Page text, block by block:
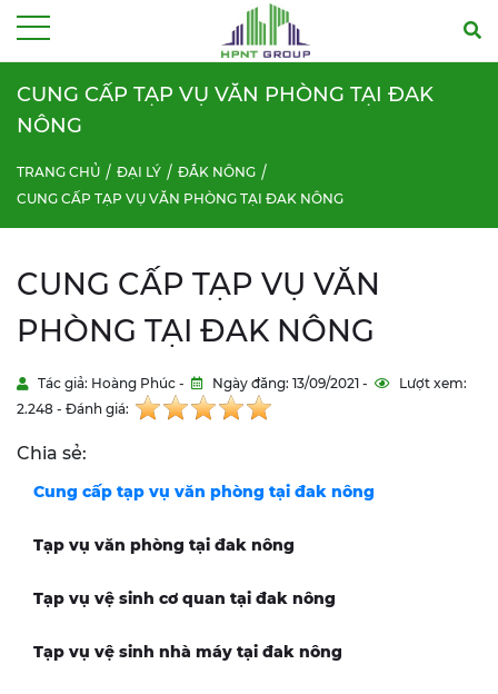
CUNG CẤP TẠP VỤ VĂN PHÒNG TẠI ĐAK
NÔNG
TRANG CHỦ ĐẠI LÝ
ĐẮK NÔNG
CUNG CẤP TẠP VỤ VĂN PHÒNG TẠI ĐAK NÔNG
CUNG CẤP TẠP VỤ VĂN
PHÒNG TẠI ĐAK NÔNG
Tác giả: Hoàng Phúc - Ngày đăng: 13/09/2021 -
Lượt xem:
2.248 - Đánh giá:
Chia sẻ:
Cung cấp tạp vụ văn phòng tại đak nông
Tạp vụ văn phòng tại đak nông
Tạp vụ vệ sinh cơ quan tại đak nông
Tạp vụ vệ sinh nhà máy tại đak nông